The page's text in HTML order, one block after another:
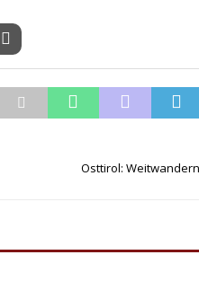
Osttirol: